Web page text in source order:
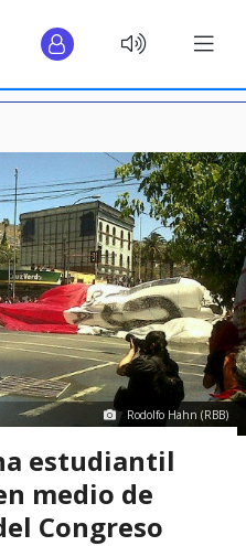
Rodolfo Hahn (RBB)
estudiantil
medio de
Congreso